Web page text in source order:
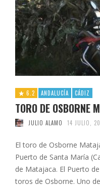
6.2 ANDALUCÍA CÁDIZ
TORO DE OSBORNE
JULIO ALAMO 14 JULIO,
El toro de Osborne
Puerto de Santa María
de Matajaca. El Puerto
toros de Osborne. Uno